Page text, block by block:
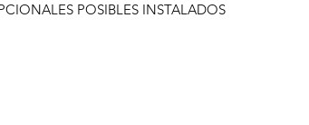
POSIBLES INSTALADOS